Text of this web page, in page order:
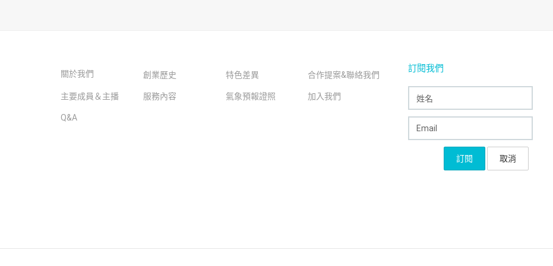
關於我們 創業歷史 特色差異 合作提案&聯絡我們
主要成員＆主播 服務內容 氣象預報證照 加入我們
Q&A
訂閱我們